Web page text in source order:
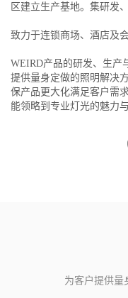
区建立生产基地。集研发
致力于连锁商场、酒店及
WEIRD产品的研发、生产
提供量身定做的照明解决
保产品更大化满足客户需
能领略到专业灯光的魅力与
为客户提供量